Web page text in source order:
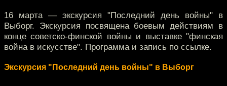
16 марта — экскурсия "Последний день войны" в
Выборг. Экскурсия посвящена боевым действиям в
конце советско-финской войны и выставке "финская
война в искусстве". Программа и запись по ссылке.
Экскурсия "Последний день войны" в Выборг